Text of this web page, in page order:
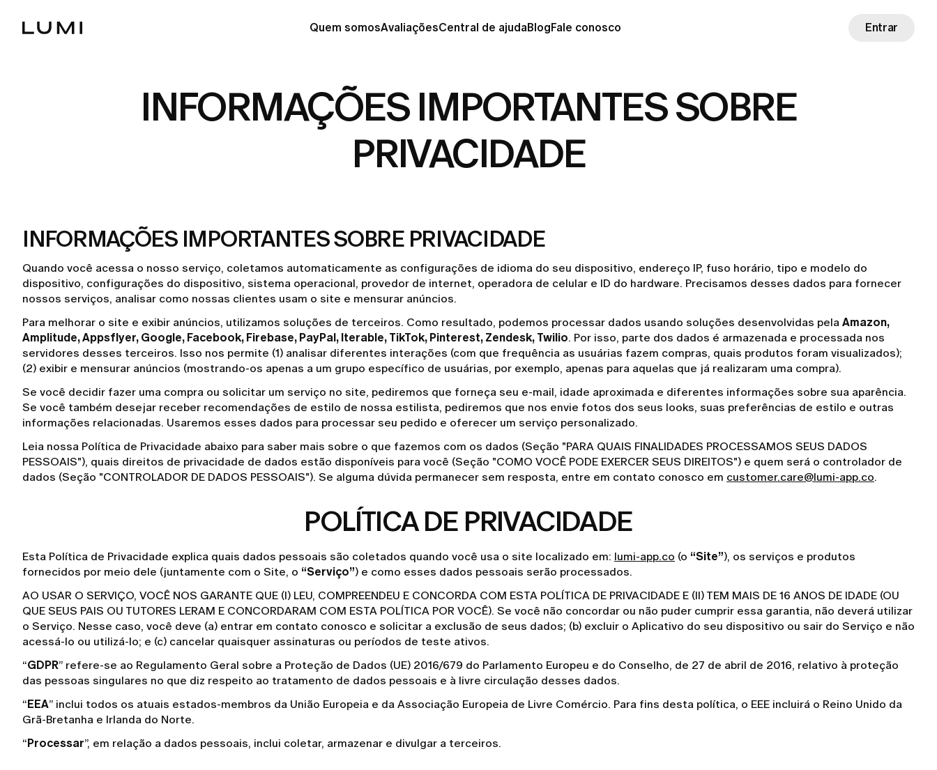
Quem somosAvaliaçõesCentral de ajudaBlogFale conosco Entrar
INFORMAÇÕES IMPORTANTES SOBRE
PRIVACIDADE
INFORMAÇÕES IMPORTANTES SOBRE PRIVACIDADE
Quando você acessa o nosso serviço, coletamos automaticamente as configurações de idioma do seu dispositivo, endereço IP, fuso horário, tipo e modelo do
dispositivo, configurações do dispositivo, sistema operacional, provedor de internet, operadora de celular e ID do hardware. Precisamos desses dados para fornecer
nossos serviços, analisar como nossas clientes usam o site e mensurar anúncios.
Para melhorar o site e exibir anúncios, utilizamos soluções de terceiros. Como resultado, podemos processar dados usando soluções desenvolvidas pela Amazon,
Amplitude, Appsflyer, Google, Facebook, Firebase, PayPal, Iterable, TikTok, Pinterest, Zendesk, Twilio. Por isso, parte dos dados é armazenada e processada nos
servidores desses terceiros. Isso nos permite (1) analisar diferentes interações (com que frequência as usuárias fazem compras, quais produtos foram visualizados);
(2) exibir e mensurar anúncios (mostrando-os apenas a um grupo específico de usuárias, por exemplo, apenas para aquelas que já realizaram uma compra).
Se você decidir fazer uma compra ou solicitar um serviço no site, pediremos que forneça seu e-mail, idade aproximada e diferentes informações sobre sua aparência.
Se você também desejar receber recomendações de estilo de nossa estilista, pediremos que nos envie fotos dos seus looks, suas preferências de estilo e outras
informações relacionadas. Usaremos esses dados para processar seu pedido e oferecer um serviço personalizado.
Leia nossa Política de Privacidade abaixo para saber mais sobre o que fazemos com os dados (Seção "PARA QUAIS FINALIDADES PROCESSAMOS SEUS DADOS
PESSOAIS"), quais direitos de privacidade de dados estão disponíveis para você (Seção "COMO VOCÊ PODE EXERCER SEUS DIREITOS") e quem será o controlador de
dados (Seção "CONTROLADOR DE DADOS PESSOAIS"). Se alguma dúvida permanecer sem resposta, entre em contato conosco em customer.care@lumi-app.co.
POLÍTICA DE PRIVACIDADE
Esta Política de Privacidade explica quais dados pessoais são coletados quando você usa o site localizado em: lumi-app.co (o “Site”), os serviços e produtos
fornecidos por meio dele (juntamente com o Site, o “Serviço”) e como esses dados pessoais serão processados.
AO USAR O SERVIÇO, VOCÊ NOS GARANTE QUE (I) LEU, COMPREENDEU E CONCORDA COM ESTA POLÍTICA DE PRIVACIDADE E (II) TEM MAIS DE 16 ANOS DE IDADE (OU
QUE SEUS PAIS OU TUTORES LERAM E CONCORDARAM COM ESTA POLÍTICA POR VOCÊ). Se você não concordar ou não puder cumprir essa garantia, não deverá utilizar
o Serviço. Nesse caso, você deve (a) entrar em contato conosco e solicitar a exclusão de seus dados; (b) excluir o Aplicativo do seu dispositivo ou sair do Serviço e não
acessá-lo ou utilizá-lo; e (c) cancelar quaisquer assinaturas ou períodos de teste ativos.
“GDPR” refere-se ao Regulamento Geral sobre a Proteção de Dados (UE) 2016/679 do Parlamento Europeu e do Conselho, de 27 de abril de 2016, relativo à proteção
das pessoas singulares no que diz respeito ao tratamento de dados pessoais e à livre circulação desses dados.
“EEA” inclui todos os atuais estados-membros da União Europeia e da Associação Europeia de Livre Comércio. Para fins desta política, o EEE incluirá o Reino Unido da
Grã-Bretanha e Irlanda do Norte.
“Processar”, em relação a dados pessoais, inclui coletar, armazenar e divulgar a terceiros.